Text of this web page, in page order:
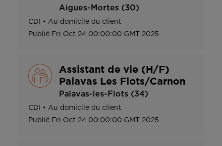
Aigues-Mortes (30)
CDI • Au domicile du client
Publié Fri Oct 24 00:00:00 GMT 2025
Assistant de vie (H/F)
Palavas Les Flots/Carnon
Palavas-les-Flots (34)
CDI • Au domicile du client
Publié Fri Oct 24 00:00:00 GMT 2025